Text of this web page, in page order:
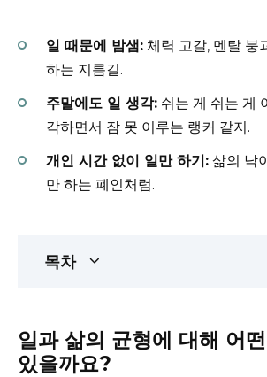
일 때문에 밤샘: 체력 고갈, 멘탈 붕
하는 지름길.
주말에도 일 생각: 쉬는 게 쉬는 게
각하면서 잠 못 이루는 랭커 같지.
개인 시간 없이 일만 하기: 삶의 낙
만 하는 폐인처럼.
목차
일과 삶의 균형에 대해 어
있을까요?